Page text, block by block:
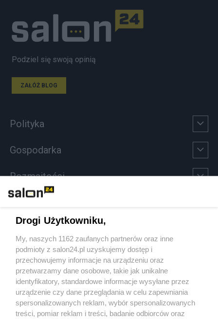
Podziel się swoją opinią
ZAŁÓŻ BLOG
Polityka
Gospodarka
Rozmaitości
Sport
Społeczeństwo
Kultura
Drogi Użytkowniku,
My, naszych 1162 zaufanych partnerów oraz inne
podmioty z salon24.pl uzyskujemy dostęp i
przechowujemy informacje na urządzeniu oraz
przetwarzamy dane osobowe, takie jak unikalne
identyfikatory, standardowe informacje wysyłane przez
urządzenie czy dane przeglądania w celu zapewniania
spersonalizowanych reklam, wybór spersonalizowanych
treści, pomiar reklam i treści, badanie odbiorców oraz